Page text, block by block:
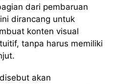
dari pembaruan
dirancang untuk
konten visual
tanpa harus memiliki
akan